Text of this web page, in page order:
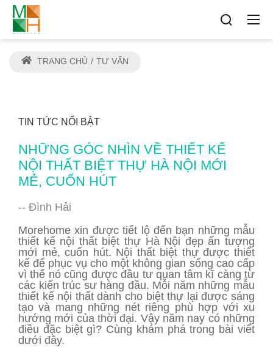
TRANG CHỦ TƯ VẤN
TIN TỨC NỔI BẬT
NHỮNG GÓC NHÌN VỀ THIẾT KẾ
NỘI THẤT BIỆT THỰ HÀ NỘI MỚI
MẺ, CUỐN HÚT
-- Đình Hải
Morehome xin được tiết lộ đến bạn những mẫu
thiết kế nội thất biệt thự Hà Nội đẹp ấn tượng
mới mẻ, cuốn hút. Nội thất biệt thự được thiết
kế để phục vụ cho một không gian sống cao cấp
vì thế nó cũng được đầu tư quan tâm kĩ càng từ
các kiến trúc sư hàng đầu. Mỗi năm những mẫu
thiết kế nội thất dành cho biệt thự lại được sáng
tạo và mang những nét riêng phù hợp với xu
hướng mới của thời đại. Vậy năm nay có những
điều đặc biệt gì? Cùng khám phá trong bài viết
dưới đây.